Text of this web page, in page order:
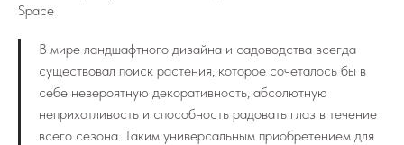
Space
В мире ландшафтного дизайна и садоводства всегда
существовал поиск растения, которое сочеталось бы в
себе невероятную декоративность, абсолютную
неприхотливость и способность радовать глаз в течение
всего сезона. Таким универсальным приобретением для